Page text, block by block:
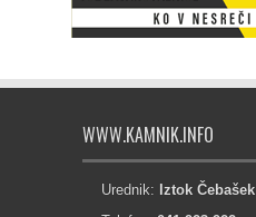
WWW.KAMNIK.INFO
Urednik: Iztok Čebašek